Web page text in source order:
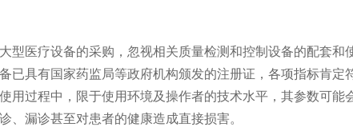
医疗设备的采购，忽视相关质量检测和控制设备的配套和
已具有国家药监局等政府机构颁发的注册证，各项指标肯定
用过程中，限于使用环境及操作者的技术水平，其参数可能
、漏诊甚至对患者的健康造成直接损害。